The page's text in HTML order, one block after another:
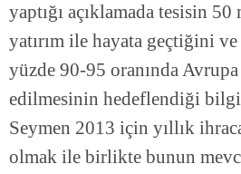
yaptığı açıklamada tesisin
yatırım ile hayata geçtiğini
yüzde 90-95 oranında Avrupa
edilmesinin hedeflendiği
Seymen 2013 için yıllık
olmak ile birlikte bunun